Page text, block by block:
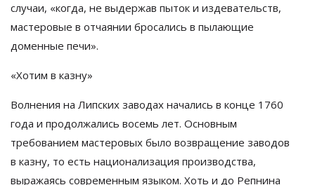
случаи, «когда, не выдержав пыток и издевательств,
мастеровые в отчаянии бросались в пылающие
доменные печи».
«Хотим в казну»
Волнения на Липских заводах начались в конце 1760
года и продолжались восемь лет. Основным
требованием мастеровых было возвращение заводов
в казну, то есть национализация производства,
выражаясь современным языком. Хоть и до Репнина